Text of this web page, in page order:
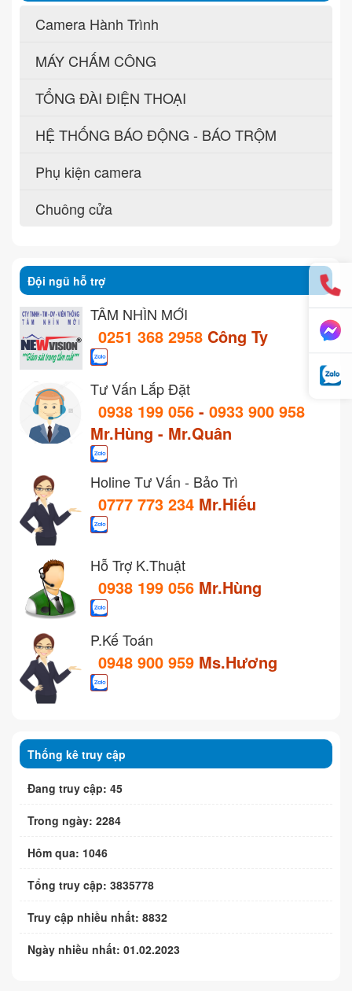
Camera Hành Trình
MÁY CHẤM CÔNG
TỔNG ĐÀI ĐIỆN THOẠI
HỆ THỐNG BÁO ĐỘNG - BÁO TRỘM
Phụ kiện camera
Chuông cửa
Đội ngũ hỗ trợ
TẦM NHÌN MỚI
0251 368 2958 Công Ty
Tư Vấn Lắp Đặt
0938 199 056 - 0933 900 958
Mr.Hùng - Mr.Quân
Holine Tư Vấn - Bảo Trì
0777 773 234 Mr.Hiếu
Hỗ Trợ K.Thuật
0938 199 056 Mr.Hùng
P.Kế Toán
0948 900 959 Ms.Hương
Thống kê truy cập
Đang truy cập: 45
Trong ngày: 2284
Hôm qua: 1046
Tổng truy cập: 3835778
Truy cập nhiều nhất: 8832
Ngày nhiều nhất: 01.02.2023